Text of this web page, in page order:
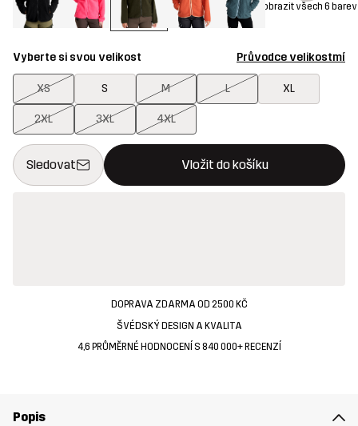
Zobrazit všech 6 barev
Vyberte si svou velikost Průvodce velikostmí
XS S M L XL
2XL 3XL 4XL
Sledovat Vložit do košíku
Toto tlačítko otevře modální potvrzení nové položky v
{{size}} není k dispozici
DOPRAVA ZDARMA OD 2500 KČ
ŠVÉDSKÝ DESIGN A KVALITA
4,6 PRŮMĚRNÉ HODNOCENÍ S 840 000+ RECENZÍ
Popis